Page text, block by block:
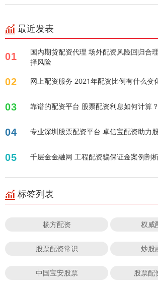
最近发表
01
国内期货配资代理 场外配资风险回归合
择风险
02 网上配资服务 2021年配资比例有什么变
03 靠谱的配资平台 股票配资利息如何计算？
04 专业深圳股票配资平台 卓信宝配资助力
05 千层金金融网 工程配资骗保证金案例剖
标签列表
杨方配资 权威
股票配资常识 炒股
中国宝安股票 股票配